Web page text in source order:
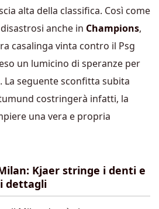
alta della classifica. Così come
anche in Champions,
casalinga vinta contro il Psg
un lumicino di speranze per
seguente sconfitta subita
costringerà infatti, la
una vera e propria
Kjaer stringe i denti e
dettagli